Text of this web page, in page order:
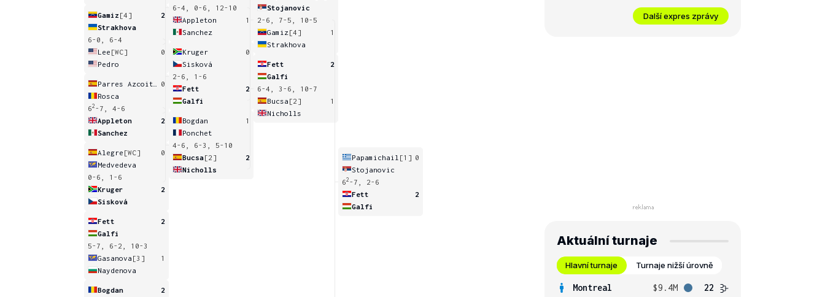
Gamiz [4]
2
Strakhova
6-0, 6-4
Lee [WC]
0
Pedro
0
Rosca
62 -7, 4-6
Appleton
2
Sanchez
Alegre [WC]
0
Medvedeva
0-6, 1-6
Kruger
2
Sisková
Fett
2
Galfi
5-7, 6-2, 10-3
Gasanova [3]
1
Naydenova
Bogdan
2
6-4, 0-6, 12-10
Appleton
1
Sanchez
Kruger
0
Sisková
2-6, 1-6
Fett
2
Galfi
Bogdan
1
Ponchet
4-6, 6-3, 5-10
Bucsa[2]
2
Nicholls
Stojanovic
2-6, 7-5, 10-5
Gamiz [4]
1
Strakhova
Fett
2
Galfi
6-4, 3-6, 10-7
Bucsa [2]
1
Nicholls
Papamichail [1] 0
Stojanovic
62 -7, 2-6
Fett
2
Galfi
Další expres zprávy
Aktuální turnaje
Hlavní turnaje Turnaje nižší úrovně
Montreal $9.4M
22